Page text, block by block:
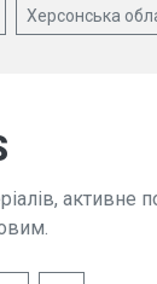
Херсонська
активне